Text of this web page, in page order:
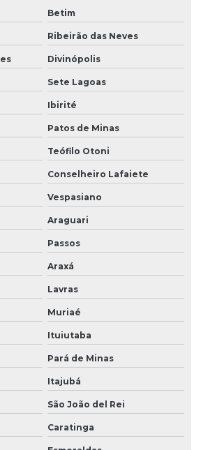
Betim
Ribeirão das Neves
Divinópolis
Sete Lagoas
Ibirité
Patos de Minas
Teófilo Otoni
Conselheiro Lafaiete
Vespasiano
Araguari
Passos
Araxá
Lavras
Muriaé
Ituiutaba
Pará de Minas
Itajubá
São João del Rei
Caratinga